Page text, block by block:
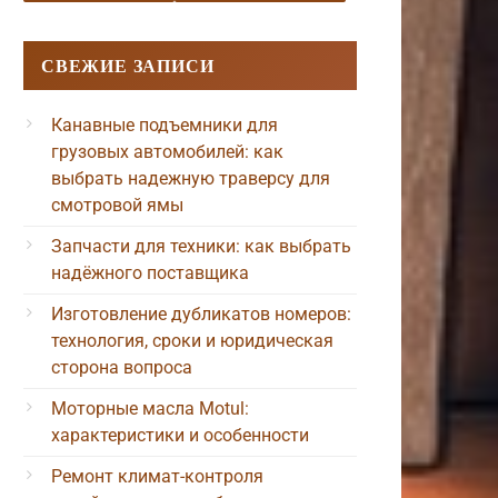
СВЕЖИЕ ЗАПИСИ
Канавные подъемники для
грузовых автомобилей: как
выбрать надежную траверсу для
смотровой ямы
Запчасти для техники: как выбрать
надёжного поставщика
Изготовление дубликатов номеров:
технология, сроки и юридическая
сторона вопроса
Моторные масла Motul:
характеристики и особенности
Ремонт климат-контроля